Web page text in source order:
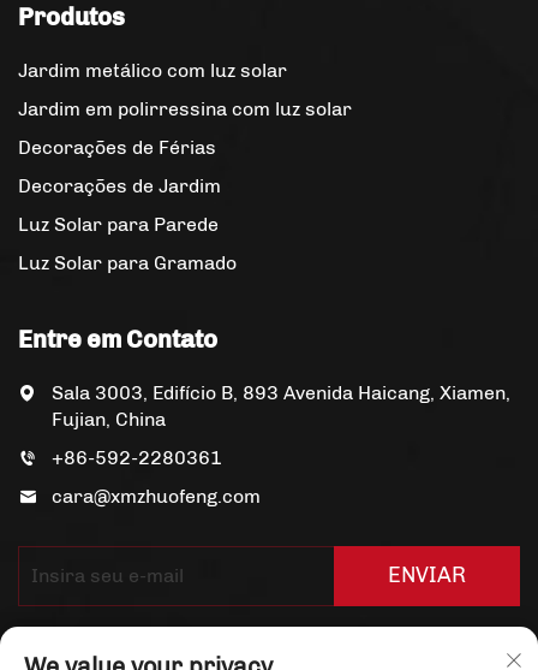
Produtos
Jardim metálico com luz solar
Jardim em polirressina com luz solar
Decorações de Férias
Decorações de Jardim
Luz Solar para Parede
Luz Solar para Gramado
Entre em Contato
Sala 3003, Edifício B, 893 Avenida Haicang, Xiamen,
Fujian, China
+86-592-2280361
cara@xmzhuofeng.com
ENVIAR